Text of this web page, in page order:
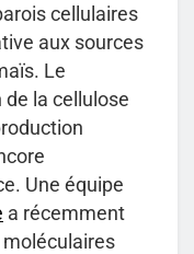
cellulaires
aux sources
Le
la cellulose
Une équipe
a récemment